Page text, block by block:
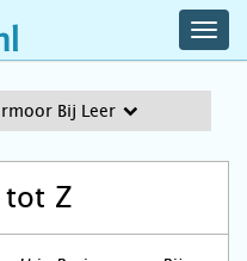
Bij Leer
tot Z